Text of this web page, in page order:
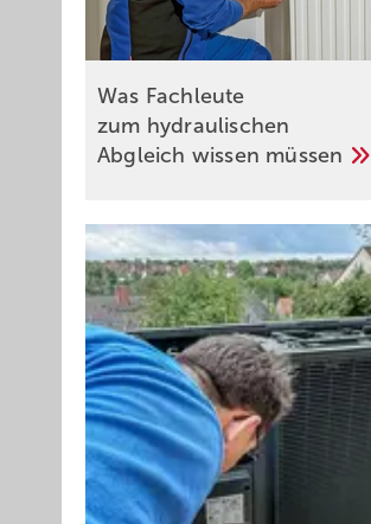
Was Fachleute
zum hydraulischen
Abgleich wissen müssen